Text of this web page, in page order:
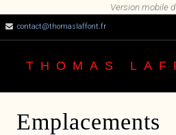
contact@thomaslaffont.fr
THOMAS
Emplacements